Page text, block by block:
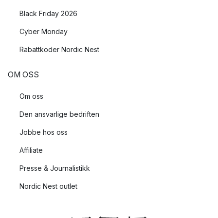
Black Friday 2026
Cyber Monday
Rabattkoder Nordic Nest
OM OSS
Om oss
Den ansvarlige bedriften
Jobbe hos oss
Affiliate
Presse & Journalistikk
Nordic Nest outlet